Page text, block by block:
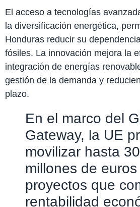
El acceso a tecnologías
la diversificación energética,
Honduras reducir su
fósiles. La innovación mejora la
integración de energías
gestión de la demanda y
plazo.
En el marco del
Gateway, la UE
movilizar hasta
millones de euros
proyectos que
rentabilidad